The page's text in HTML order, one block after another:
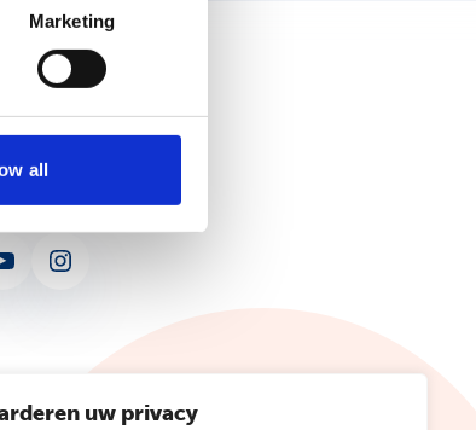
Marketing
all
uw privacy
Instagram